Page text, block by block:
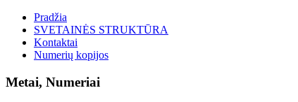
Pradžia
SVETAINĖS STRUKTŪRA
Kontaktai
Numerių kopijos
Metai, Numeriai